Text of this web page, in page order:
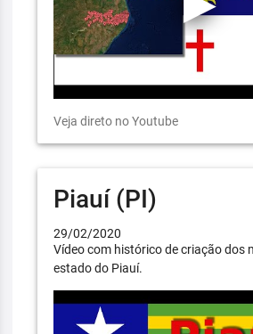
Veja direto no Youtube
Piauí (PI)
29/02/2020
Vídeo com histórico de criação dos
estado do Piauí.